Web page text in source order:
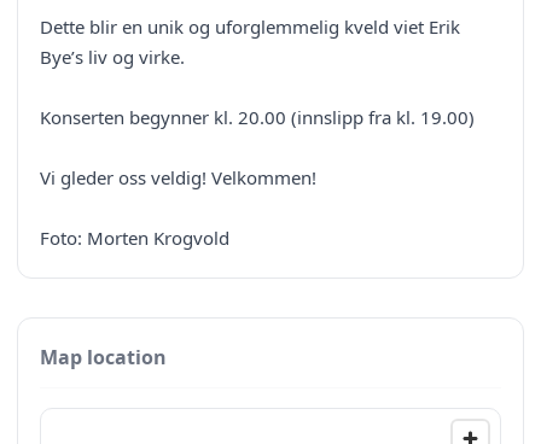
Dette blir en unik og uforglemmelig kveld viet Erik
Bye’s liv og virke.
Konserten begynner kl. 20.00 (innslipp fra kl. 19.00)
Vi gleder oss veldig! Velkommen!
Foto: Morten Krogvold
Map location